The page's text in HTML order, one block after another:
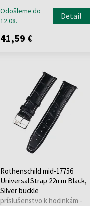
Odošleme do
12.08.
Detail
41,59 €
Rothenschild mid-17756
Universal Strap 22mm Black,
Silver buckle
príslušenstvo k hodinkám -